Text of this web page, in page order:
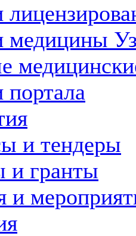
медицины
и тендеры
и гранты
и